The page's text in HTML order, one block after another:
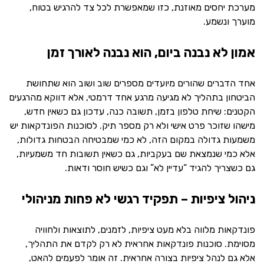
מערכת יחסים מאוזנת, כזו שמאפשרת לכל צד להרגיש בטוח,
מוערך ונשמע.
אמון לא נבנה ביום, הוא נבנה לאורך זמן
אחד הדברים שהורים מיועדים מספרים שוב ושוב הוא שתחושת
הביטחון בתהליך לא מגיעה מרגע אחד דרמטי, אלא דווקא מהרגעים
הקטנים: שיחת טלפון בזמן, תשובה כנה, עדכון גם כשאין חדש,
מישהו שזוכר פרט אישי ולא רק מספר תיק. לסוכנות הפונדקאות יש
משמעות גדולה במקום הזה, לא כמי שמבטיחה הבטחות גדולות,
אלא כמי שנמצאת שם בעקביות, גם כשאין תשובות חד משמעיות,
גם כשצריך להגיד “עדיין לא” וגם כשיש חוסר ודאות.
ניהול ציפיות – תפקיד רגשי לא פחות מניהולי
פונדקאות מלווה בלא מעט ציפיות, לזמנים, לתוצאות ולחוויה
מסוימת. סוכנות פונדקאות אחראית לא רק לקדם את התהליך,
אלא גם לנהל ציפיות בצורה אחראית. זה אומר לפעמים להאט,